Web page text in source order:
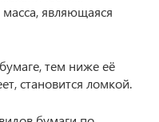
являющаяся
тем ниже её
становится ломкой.